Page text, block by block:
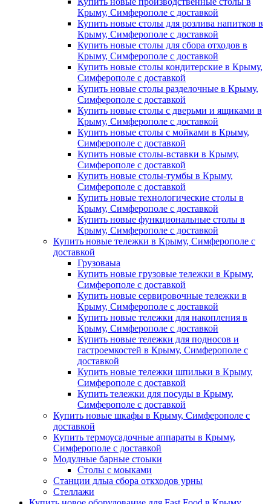
Крыму, Симферополе с доставкой
Купить новые столы для розлива напитков в
Крыму, Симферополе с доставкой
Купить новые столы для сбора отходов в
Крыму, Симферополе с доставкой
Купить новые столы кондитерские в Крыму,
Симферополе с доставкой
Купить новые столы разделочные в Крыму,
Симферополе с доставкой
Купить новые столы с дверьми и ящиками в
Крыму, Симферополе с доставкой
Купить новые столы с мойками в Крыму,
Симферополе с доставкой
Купить новые столы-вставки в Крыму,
Симферополе с доставкой
Купить новые столы-тумбы в Крыму,
Симферополе с доставкой
Купить новые технологические столы в
Крыму, Симферополе с доставкой
Купить новые функциональные столы в
Крыму, Симферополе с доставкой
Купить новые тележки в Крыму, Симферополе с
доставкой
Грузоваыа
Купить новые грузовые тележки в Крыму,
Симферополе с доставкой
Купить новые сервировочные тележки в
Крыму, Симферополе с доставкой
Купить новые тележки для накопления в
Крыму, Симферополе с доставкой
Купить новые тележки для подносов и
гастроемкостей в Крыму, Симферополе с
доставкой
Купить новые тележки шпильки в Крыму,
Симферополе с доставкой
Купить тележки для посуды в Крыму,
Симферополе с доставкой
Купить новые шкафы в Крыму, Симферополе с
доставкой
Купить термоусадочные аппараты в Крыму,
Симферополе с доставкой
Модулные барные стоыки
Столы с моыками
Станции длыа сбора откходов урны
Стеллажи